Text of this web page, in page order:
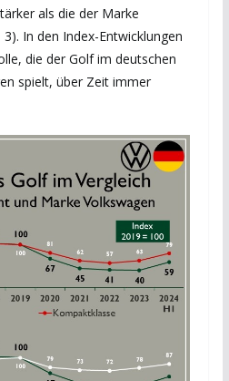
als die der Marke
In den Index-Entwicklungen
die der Golf im deutschen
spielt, über Zeit immer